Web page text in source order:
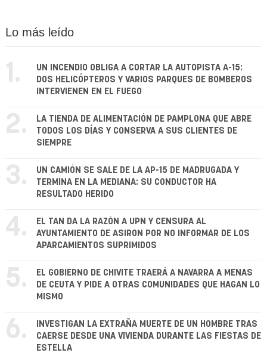
Lo más leído
1.
UN INCENDIO OBLIGA A CORTAR LA AUTOPISTA A-15:
DOS HELICÓPTEROS Y VARIOS PARQUES DE BOMBEROS
INTERVIENEN EN EL FUEGO
2.
LA TIENDA DE ALIMENTACIÓN DE PAMPLONA QUE ABRE
TODOS LOS DÍAS Y CONSERVA A SUS CLIENTES DE
SIEMPRE
3.
UN CAMIÓN SE SALE DE LA AP-15 DE MADRUGADA Y
TERMINA EN LA MEDIANA: SU CONDUCTOR HA
RESULTADO HERIDO
4.
EL TAN DA LA RAZÓN A UPN Y CENSURA AL
AYUNTAMIENTO DE ASIRON POR NO INFORMAR DE LOS
APARCAMIENTOS SUPRIMIDOS
5.
EL GOBIERNO DE CHIVITE TRAERÁ A NAVARRA A MENAS
DE CEUTA Y PIDE A OTRAS COMUNIDADES QUE HAGAN LO
MISMO
6.
INVESTIGAN LA EXTRAÑA MUERTE DE UN HOMBRE TRAS
CAERSE DESDE UNA VIVIENDA DURANTE LAS FIESTAS DE
ESTELLA